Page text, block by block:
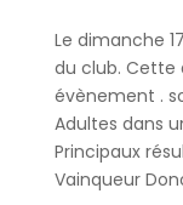
Le dimanche
du club. Cette
évènement .
Adultes dans
Principaux
Vainqueur